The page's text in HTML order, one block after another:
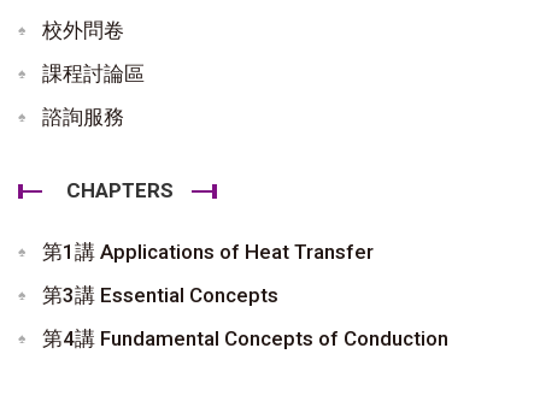
校外問卷
課程討論區
諮詢服務
CHAPTERS
第1講 Applications of Heat Transfer
第3講 Essential Concepts
第4講 Fundamental Concepts of Conduction